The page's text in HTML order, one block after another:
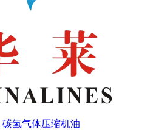
碳氢气体压缩机油